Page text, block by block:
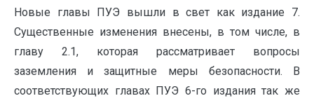
Новые главы ПУЭ вышли в свет как издание 7.
Существенные изменения внесены, в том числе, в
главу 2.1, которая рассматривает вопросы
заземления и защитные меры безопасности. В
соответствующих главах ПУЭ 6-го издания так же